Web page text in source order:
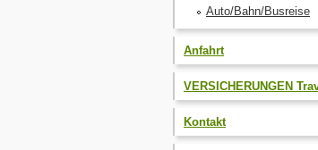
Auto/Bahn/Busreise
Anfahrt
VERSICHERUNGEN
Kontakt